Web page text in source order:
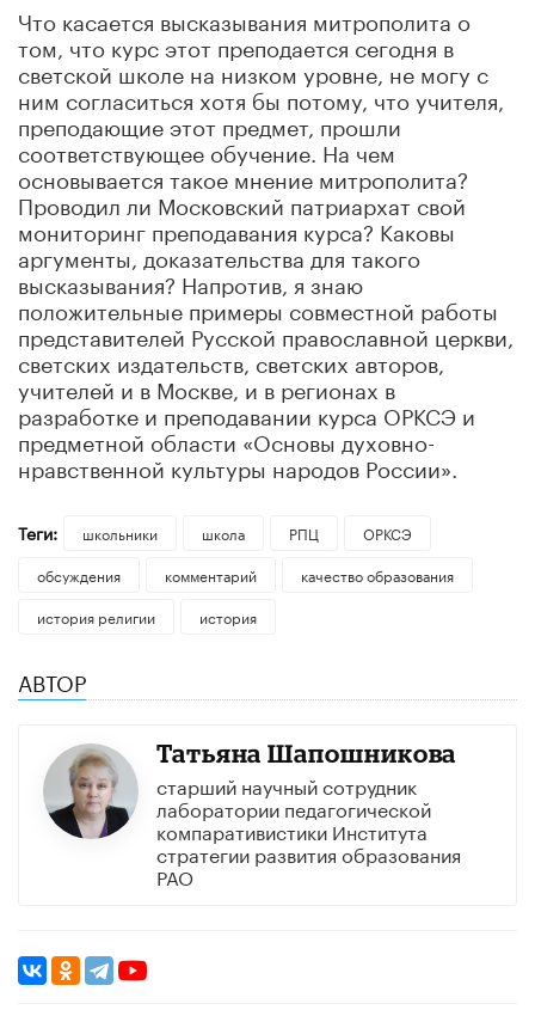
Что касается высказывания митрополита о
том, что курс этот преподается сегодня в
светской школе на низком уровне, не могу с
ним согласиться хотя бы потому, что учителя,
преподающие этот предмет, прошли
соответствующее обучение. На чем
основывается такое мнение митрополита?
Проводил ли Московский патриархат свой
мониторинг преподавания курса? Каковы
аргументы, доказательства для такого
высказывания? Напротив, я знаю
положительные примеры совместной работы
представителей Русской православной церкви,
светских издательств, светских авторов,
учителей и в Москве, и в регионах в
разработке и преподавании курса ОРКСЭ и
предметной области «Основы духовно-
нравственной культуры народов России».
Теги: школьники школа РПЦ
ОРКСЭ
обсуждения
комментарий
качество образования
история религии
история
АВТОР
Татьяна Шапошникова
старший научный сотрудник
лаборатории педагогической
компаративистики Института
стратегии развития образования
РАО